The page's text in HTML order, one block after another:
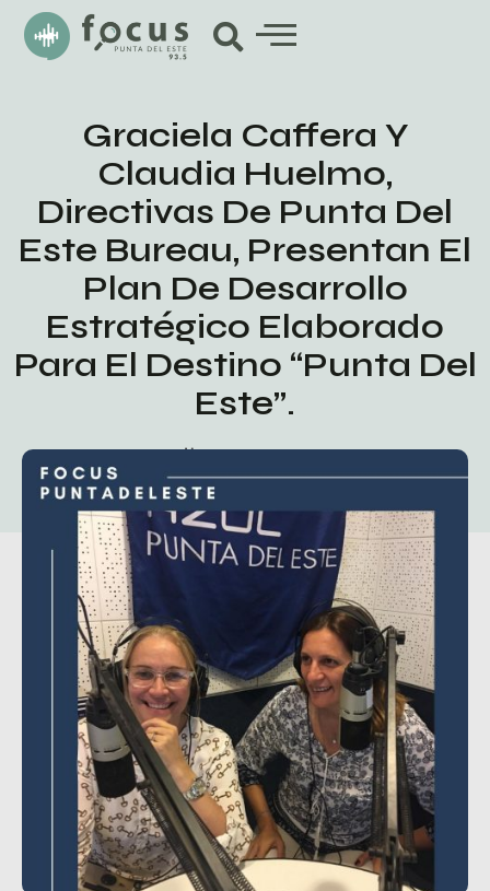
Graciela Caffera Y
Claudia Huelmo,
Directivas De Punta Del
Este Bureau, Presentan El
Plan De Desarrollo
Estratégico Elaborado
Para El Destino “Punta Del
Este”.
marzo 4, 2020